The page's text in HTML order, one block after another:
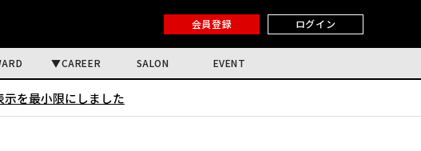
会員登録 ログイン
CAREER SALON EVENT
を最小限にしました